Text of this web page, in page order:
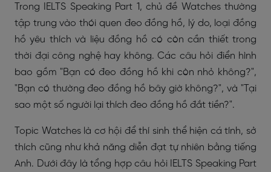
Trong IELTS Speaking Part 1, chủ đề Watches thường
tập trung vào thói quen đeo đồng hồ, lý do, loại đồng
hồ yêu thích và liệu đồng hồ có còn cần thiết trong
thời đại công nghệ hay không. Các câu hỏi điển hình
bao gồm "Bạn có đeo đồng hồ khi còn nhỏ không?",
"Bạn có thường đeo đồng hồ bây giờ không?", và "Tại
sao một số người lại thích đeo đồng hồ đắt tiền?".
Topic Watches là cơ hội để thí sinh thể hiện cá tính, sở
thích cũng như khả năng diễn đạt tự nhiên bằng tiếng
Anh. Dưới đây là tổng hợp câu hỏi IELTS Speaking Part